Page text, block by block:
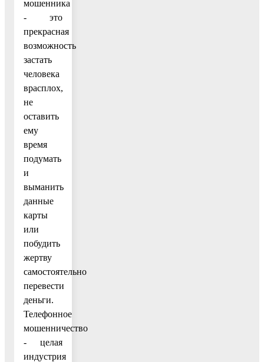
мошенника
- это
прекрасная
возможность
застать
человека
врасплох,
не
оставить
ему
время
подумать
и
выманить
данные
карты
или
побудить
жертву
самостоятельно
перевести
деньги.
Телефонное
мошенничество
- целая
индустрия